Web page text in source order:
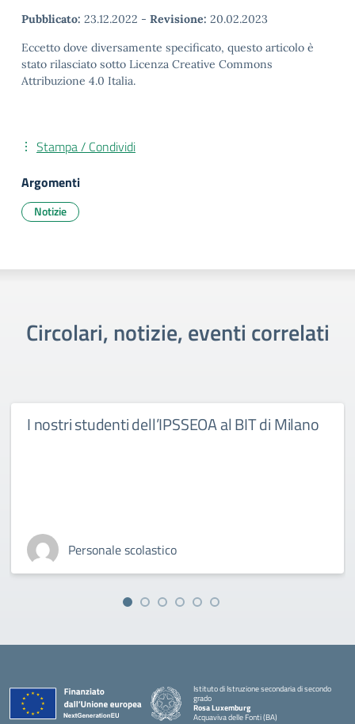
Pubblicato: 23.12.2022 - Revisione: 20.02.2023
Eccetto dove diversamente specificato, questo articolo è
stato rilasciato sotto Licenza Creative Commons
Attribuzione 4.0 Italia.
Stampa / Condividi
Argomenti
Notizie
Circolari, notizie, eventi correlati
I nostri studenti dell’IPSSEOA al BIT di Milano
Personale scolastico
Istituto di Istruzione secondaria di secondo
grado
Rosa Luxemburg
Acquaviva delle Fonti (BA)